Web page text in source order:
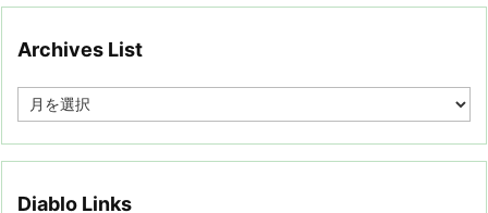
Archives List
e
Diablo Links